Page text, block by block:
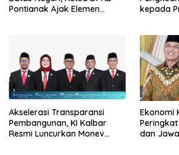
Pontianak Ajak Elemen
kepada
Akselerasi Transparansi
Pembangunan, KI Kalbar
Resmi Luncurkan Monev
Ekonomi
dan